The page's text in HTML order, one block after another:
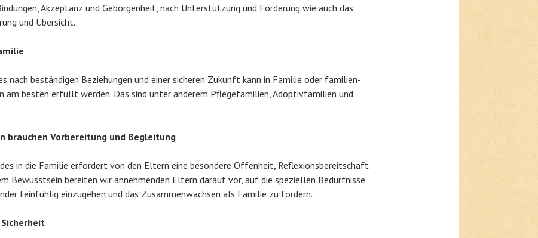
Akzeptanz und Geborgenheit, nach Unterstützung und Förderung wie auch das
und Übersicht.
nach beständigen Beziehungen und einer sicheren Zukunft kann in Familie oder familien-
am besten erfüllt werden. Das sind unter anderem Pflegefamilien, Adoptivfamilien und
brauchen Vorbereitung und Begleitung
in die Familie erfordert von den Eltern eine besondere Offenheit, Reflexionsbereitschaft
Bewusstsein bereiten wir annehmenden Eltern darauf vor, auf die speziellen Bedürfnisse
feinfühlig einzugehen und das Zusammenwachsen als Familie zu fördern.